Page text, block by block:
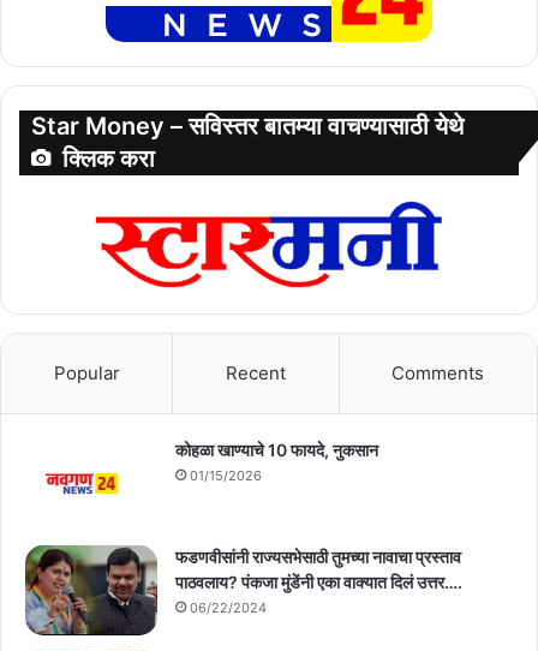
Star Money – सविस्तर बातम्या वाचण्यासाठी येथे
क्लिक करा
Popular Recent Comments
कोहळा खाण्याचे 10 फायदे, नुकसान
01/15/2026
फडणवीसांनी राज्यसभेसाठी तुमच्या नावाचा प्रस्ताव
पाठवलाय? पंकजा मुंडेंनी एका वाक्यात दिलं उत्तर….
06/22/2024